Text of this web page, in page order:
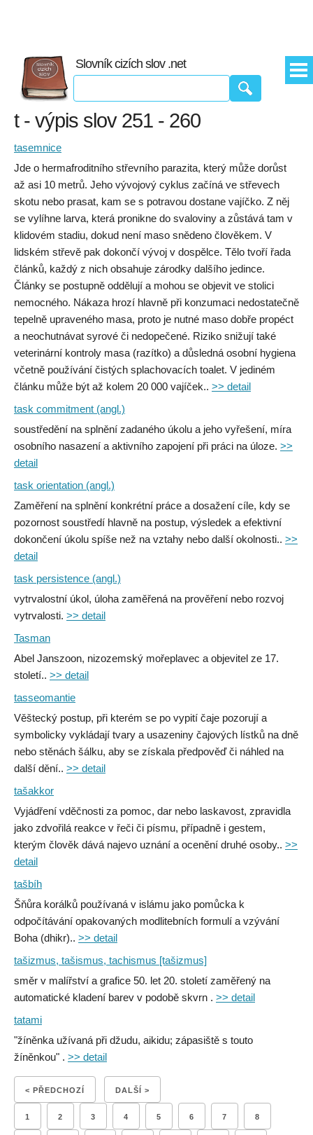
Slovník cizích slov .net
t - výpis slov 251 - 260
tasemnice
Jde o hermafroditního střevního parazita, který může dorůst
až asi 10 metrů. Jeho vývojový cyklus začíná ve střevech
skotu nebo prasat, kam se s potravou dostane vajíčko. Z něj
se vylíhne larva, která pronikne do svaloviny a zůstává tam v
klidovém stadiu, dokud není maso snědeno člověkem. V
lidském střevě pak dokončí vývoj v dospělce. Tělo tvoří řada
článků, každý z nich obsahuje zárodky dalšího jedince.
Články se postupně oddělují a mohou se objevit ve stolici
nemocného. Nákaza hrozí hlavně při konzumaci nedostatečně
tepelně upraveného masa, proto je nutné maso dobře propéct
a neochutnávat syrové či nedopečené. Riziko snižují také
veterinární kontroly masa (razítko) a důsledná osobní hygiena
včetně používání čistých splachovacích toalet. V jediném
článku může být až kolem 20 000 vajíček.. >> detail
task commitment (angl.)
soustředění na splnění zadaného úkolu a jeho vyřešení, míra
osobního nasazení a aktivního zapojení při práci na úloze. >>
detail
task orientation (angl.)
Zaměření na splnění konkrétní práce a dosažení cíle, kdy se
pozornost soustředí hlavně na postup, výsledek a efektivní
dokončení úkolu spíše než na vztahy nebo další okolnosti.. >>
detail
task persistence (angl.)
vytrvalostní úkol, úloha zaměřená na prověření nebo rozvoj
vytrvalosti. >> detail
Tasman
Abel Janszoon, nizozemský mořeplavec a objevitel ze 17.
století.. >> detail
tasseomantie
Věštecký postup, při kterém se po vypití čaje pozorují a
symbolicky vykládají tvary a usazeniny čajových lístků na dně
nebo stěnách šálku, aby se získala předpověď či náhled na
další dění.. >> detail
tašakkor
Vyjádření vděčnosti za pomoc, dar nebo laskavost, zpravidla
jako zdvořilá reakce v řeči či písmu, případně i gestem,
kterým člověk dává najevo uznání a ocenění druhé osoby.. >>
detail
tašbíh
Šňůra korálků používaná v islámu jako pomůcka k
odpočítávání opakovaných modlitebních formulí a vzývání
Boha (dhikr).. >> detail
tašizmus, tašismus, tachismus [tašizmus]
směr v malířství a grafice 50. let 20. století zaměřený na
automatické kladení barev v podobě skvrn . >> detail
tatami
"žíněnka užívaná při džudu, aikidu; zápasiště s touto
žíněnkou" . >> detail
< PŘEDCHOZÍ DALŠÍ >
1 2 3 4 5 6 7 8